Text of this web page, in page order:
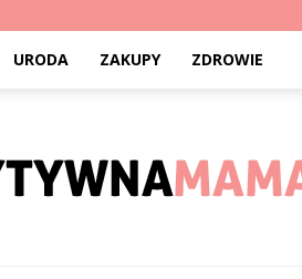
URODA ZAKUPY ZDROWIE